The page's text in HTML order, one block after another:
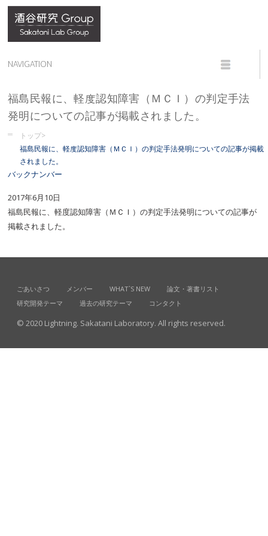
福島民報に、軽度認知障害（ＭＣＩ）の判定手法
発明についての記事が掲載されました。
トップ>
福島民報に、軽度認知障害（ＭＣＩ）の判定手法発明についての記事が掲載
されました。
バックナンバー
2017年6月10日
福島民報に、軽度認知障害（ＭＣＩ）の判定手法発明についての記事が
掲載されました。
ごあいさつ メンバー WHAT`S NEW
論文・著書リスト
研究開発テーマ
過去の研究テーマ コンタクト
© 2020 Lightning. Sakatani Laboratory. All rights reserved.